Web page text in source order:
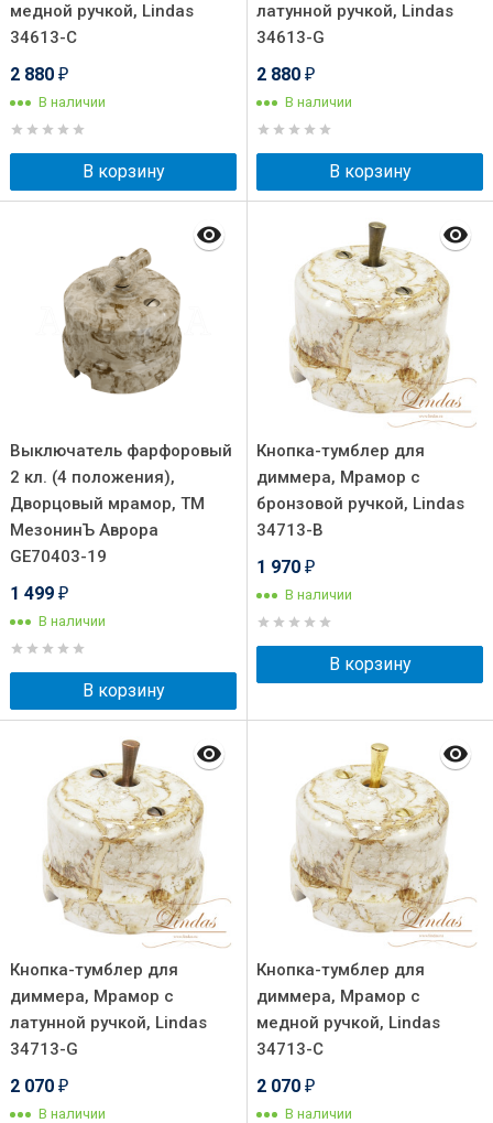
медной ручкой, Lindas
34613-C
2 880 ₽
В наличии
В корзину
латунной ручкой, Lindas
34613-G
2 880 ₽
В наличии
В корзину
Выключатель фарфоровый
2 кл. (4 положения),
Дворцовый мрамор, ТМ
МезонинЪ Аврора
GE70403-19
1 499 ₽
В наличии
В корзину
Кнопка-тумблер для
диммера, Мрамор с
бронзовой ручкой, Lindas
34713-B
1 970 ₽
В наличии
В корзину
Кнопка-тумблер для
диммера, Мрамор с
латунной ручкой, Lindas
34713-G
2 070 ₽
В наличии
Кнопка-тумблер для
диммера, Мрамор с
медной ручкой, Lindas
34713-C
2 070 ₽
В наличии